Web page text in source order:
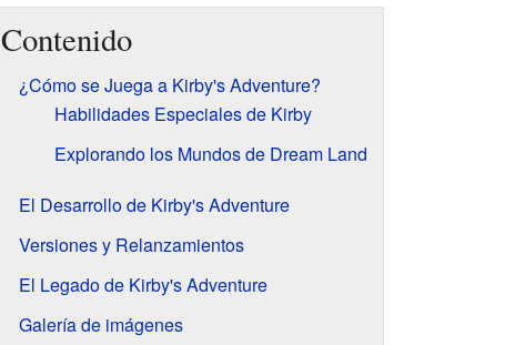
Contenido
¿Cómo se Juega a Kirby's Adventure?
Habilidades Especiales de Kirby
Explorando los Mundos de Dream Land
El Desarrollo de Kirby's Adventure
Versiones y Relanzamientos
El Legado de Kirby's Adventure
Galería de imágenes